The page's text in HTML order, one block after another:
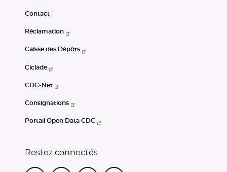
Contact
Réclamation
Caisse des Dépôts
Ciclade
CDC-Net
Consignations
Portail Open Data CDC
Restez connectés